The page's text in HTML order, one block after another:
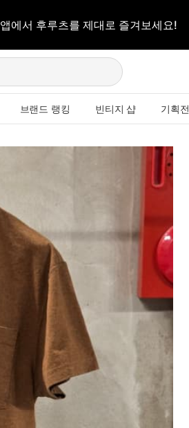
앱에서 후루츠를 제대로 즐겨보세요!
브랜드 랭킹 빈티지 샵 기획전